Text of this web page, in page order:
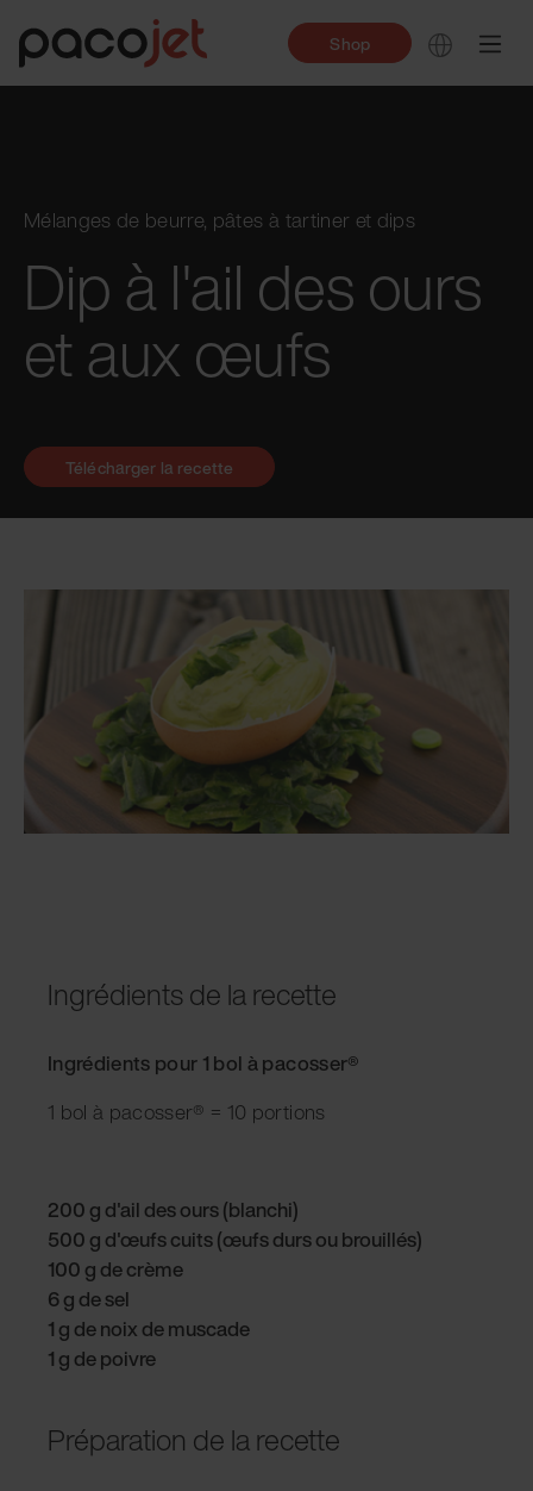
Shop
Mélanges de beurre, pâtes à tartiner et dips
Dip à l'ail des ours
et aux œufs
Ingrédients de la recette
Ingrédients pour 1 bol à pacosser®
1 bol à pacosser® = 10 portions
200 g d'ail des ours (blanchi)
500 g d'œufs cuits (œufs durs ou brouillés)
100 g de crème
6 g de sel
1 g de noix de muscade
1 g de poivre
Préparation de la recette
Télécharger la recette